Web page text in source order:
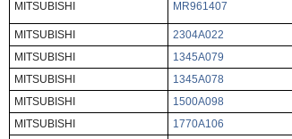
MITSUBISHI MR961407
MITSUBISHI
2304A022
MITSUBISHI
1345A079
MITSUBISHI
1345A078
MITSUBISHI
1500A098
MITSUBISHI
1770A106